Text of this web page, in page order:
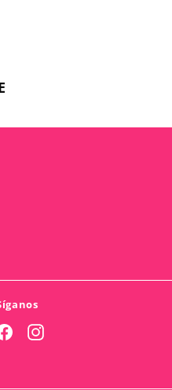
FacebookInstagram